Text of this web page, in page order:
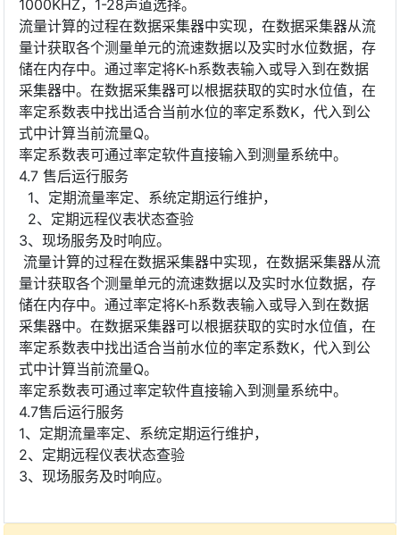
1000KHZ，1-28声道选择。
流量计算的过程在数据采集器中实现，在数据采集器从流
量计获取各个测量单元的流速数据以及实时水位数据，存
储在内存中。通过率定将K-h系数表输入或导入到在数据
采集器中。在数据采集器可以根据获取的实时水位值，在
率定系数表中找出适合当前水位的率定系数K，代入到公
式中计算当前流量Q。
率定系数表可通过率定软件直接输入到测量系统中。
4.7 售后运行服务
1、定期流量率定、系统定期运行维护，
2、定期远程仪表状态查验
3、现场服务及时响应。
流量计算的过程在数据采集器中实现，在数据采集器从流
量计获取各个测量单元的流速数据以及实时水位数据，存
储在内存中。通过率定将K-h系数表输入或导入到在数据
采集器中。在数据采集器可以根据获取的实时水位值，在
率定系数表中找出适合当前水位的率定系数K，代入到公
式中计算当前流量Q。
率定系数表可通过率定软件直接输入到测量系统中。
4.7售后运行服务
1、定期流量率定、系统定期运行维护，
2、定期远程仪表状态查验
3、现场服务及时响应。